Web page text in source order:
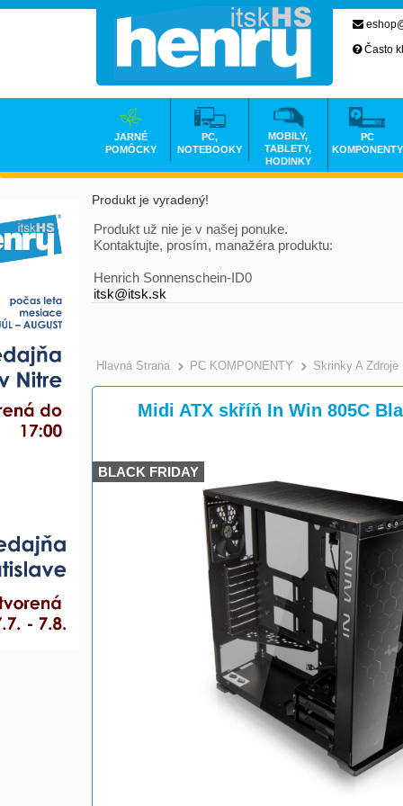
Produkt je vyradený!
Produkt už nie je v našej ponuke.
Kontaktujte, prosím, manažéra produktu:
Henrich Sonnenschein-ID0
itsk@itsk.sk
Hlavná Strana >
PC KOMPONENTY Skrinky A Zdroje
Midi ATX skříň In Win 805C
BLACK FRIDAY
Často
JARNÉ
POMÔCKY
PC,
NOTEBOOKY
MOBILY,
TABLETY,
HODINKY
PC
KOMPONENTY